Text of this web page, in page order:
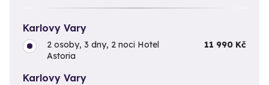
Karlovy Vary
2 osoby, 3 dny, 2 noci Hotel
Astoria
11 990 Kč
Karlovy Vary